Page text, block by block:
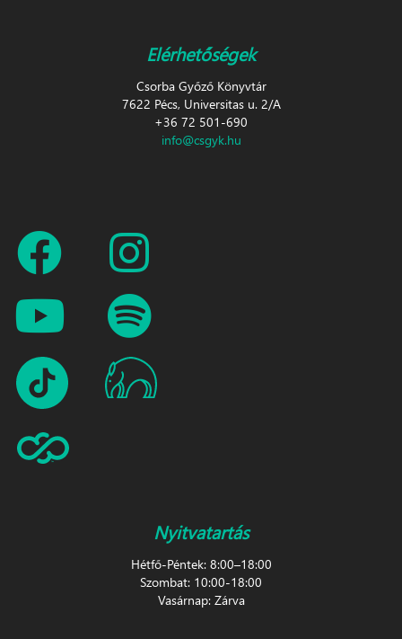
Elérhetőségek
Csorba Győző Könyvtár
7622 Pécs, Universitas u. 2/A
+36 72 501-690
info@csgyk.hu
Nyitvatartás
Hétfő-Péntek: 8:00–18:00
Szombat: 10:00-18:00
Vasárnap: Zárva